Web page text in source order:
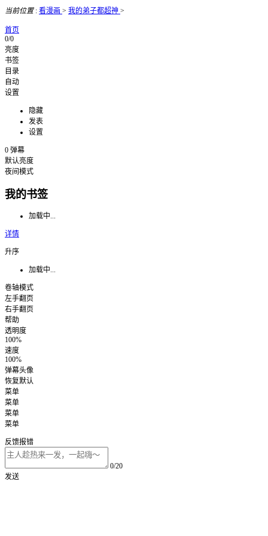
当前位置: 看漫画 > 我的弟子都超神 >
首页
0/0
亮度
书签
目录
自动
设置
隐藏
发表
设置
0 弹幕
默认亮度
夜间模式
我的书签
加载中...
详情
升序
加载中...
卷轴模式
左手翻页
右手翻页
帮助
透明度
100%
速度
100%
弹幕头像
恢复默认
菜单
菜单
菜单
菜单
反馈报错
0/20
发送